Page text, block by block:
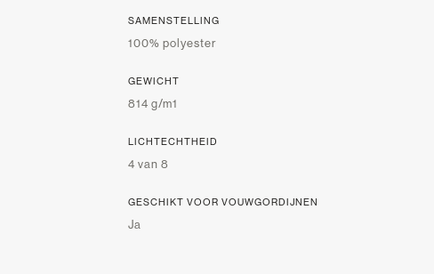
SAMENSTELLING
100% polyester
GEWICHT
814 g/m1
LICHTECHTHEID
4 van 8
GESCHIKT VOOR VOUWGORDIJNEN
Ja